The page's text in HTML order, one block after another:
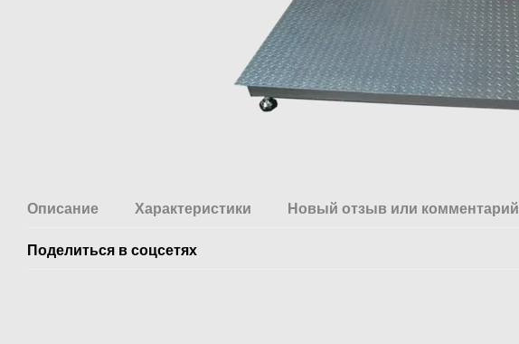
Описание Характеристики Новый отзыв или комментарий
Поделиться в соцсетях